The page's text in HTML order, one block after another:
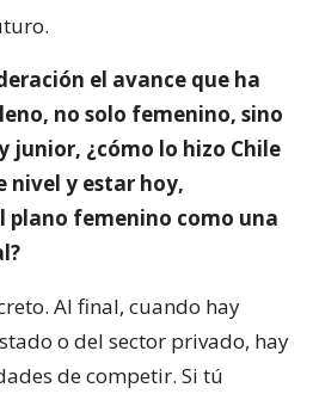
el avance que ha
no solo femenino, sino
junior, ¿cómo lo hizo Chile
nivel y estar hoy,
plano femenino como una
Al final, cuando hay
o del sector privado, hay
de competir. Si tú